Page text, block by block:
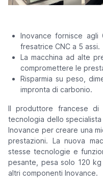
Inovance fornisce agli
fresatrice CNC a 5 assi.
La macchina ad alte
compromettere le
Risparmia su peso,
impronta di carbonio.
Il produttore francese di
tecnologia dello
Inovance per creare una
prestazioni. La nuova
stesse tecnologie e
pesante, pesa solo 120
altri componenti Inovance.